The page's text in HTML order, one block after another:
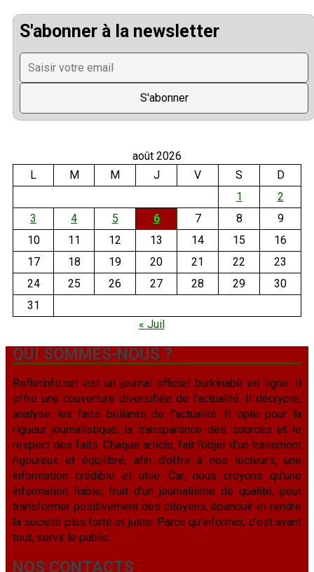
S'abonner à la newsletter
août 2026
L
M M J V S
D
1
2
3
4 5 6 7 8
9
10
11 12 13 14 15
16
17
18 19 20 21 22
23
24
25 26 27 28 29
30
31
« Juil
QUI SOMMES-NOUS ?
Refletinfo.net est un journal officiel burkinabè en ligne. Il
offre une couverture diversifiée de l'actualité. Il décrypte,
analyse les faits brûlants de l'actualité. Il opte pour la
rigueur journalistique, la transparence des sources et le
respect des faits. Chaque article, fait l’objet d’un traitement
rigoureux et équilibré, afin d’offrir à nos lecteurs, une
information crédible et utile. Car, nous croyons qu’une
information fiable, fruit d’un journalisme de qualité, peut
transformer positivement des citoyens, épanouir et rendre
la société plus forte et juste. Parce qu’informer, c’est avant
tout, servir le public.
NOS CONTACTS